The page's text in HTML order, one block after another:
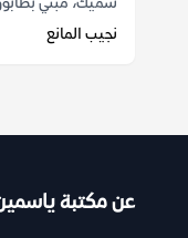
سميك، مبني
نجيب المانع
عن مكتبة